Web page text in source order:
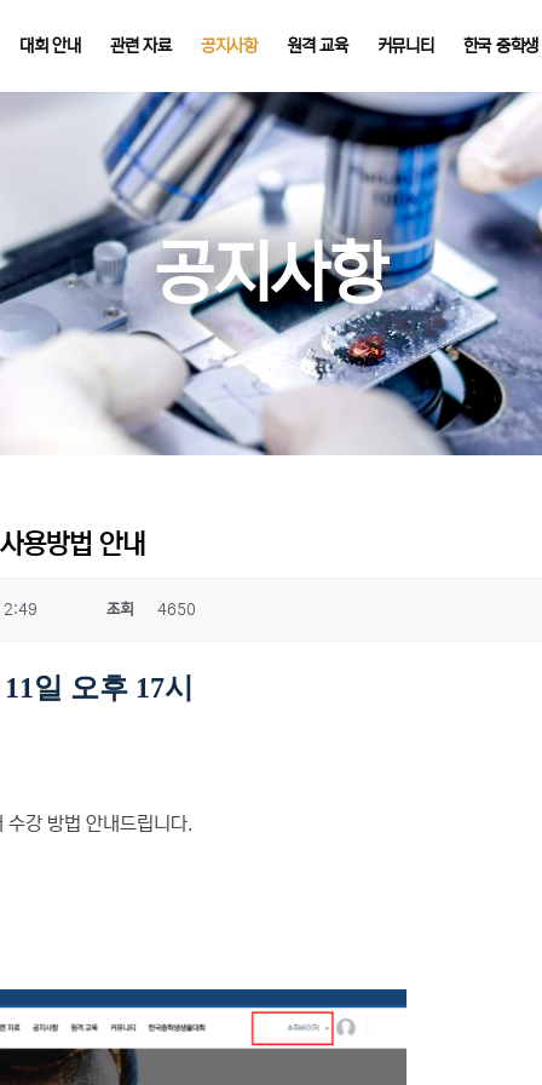
대회 안내 관련 자료 공지사항 원격 교육 커뮤니티 한국 중학
공지사항
용방법 안내
조회 4650
일 오후 17시
강 방법 안내드립니다.